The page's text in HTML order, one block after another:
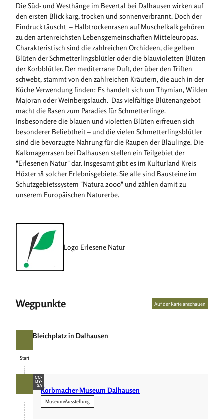
Die Süd- und Westhänge im Bevertal bei Dalhausen wirken auf
den ersten Blick karg, trocken und sonnenverbrannt. Doch der
Eindruck täuscht – Halbtrockenrasen auf Muschelkalk gehören
zu den artenreichsten Lebensgemeinschaften Mitteleuropas.
Charakteristisch sind die zahlreichen Orchideen, die gelben
Blüten der Schmetterlingsblütler oder die blauvioletten Blüten
der Korbblütler. Der mediterrane Duft, der über den Triften
schwebt, stammt von den zahlreichen Kräutern, die auch in der
Küche Verwendung finden: Es handelt sich um Thymian, Wilden
Majoran oder Weinbergslauch. Das vielfältige Blütenangebot
macht die Rasen zum Paradies für Schmetterlinge.
Insbesondere die blauen und violetten Blüten erfreuen sich
besonderer Beliebtheit – und die vielen Schmetterlingsblütler
sind die bevorzugte Nahrung für die Raupen der Bläulinge. Die
Kalkmagerrasen bei Dalhausen stellen ein Teilgebiet der
"Erlesenen Natur" dar. Insgesamt gibt es im Kulturland Kreis
Höxter 18 solcher Erlebnisgebiete. Sie alle sind Bausteine im
Schutzgebietssystem "Natura 2000" und zählen damit zu
unserem Europäischen Naturerbe.
Logo Erlesene Natur
Wegpunkte Auf der Karte anschauen
Start
Bleichplatz in Dalhausen
CC-
BY-
SA
Korbmacher-Museum Dalhausen
Museum/Ausstellung